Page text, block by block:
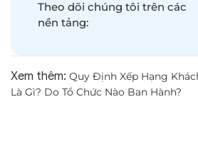
Theo dõi chúng tôi trên các
nền tảng:
Xem thêm: Quy Định Xếp Hạng
Là Gì? Do Tổ Chức Nào Ban Hành?